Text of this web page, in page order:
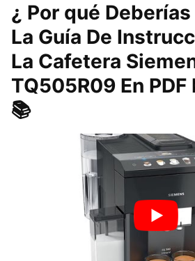
¿ Por qué
La Guía De
La Cafetera
TQ505R09 En PDF
📚